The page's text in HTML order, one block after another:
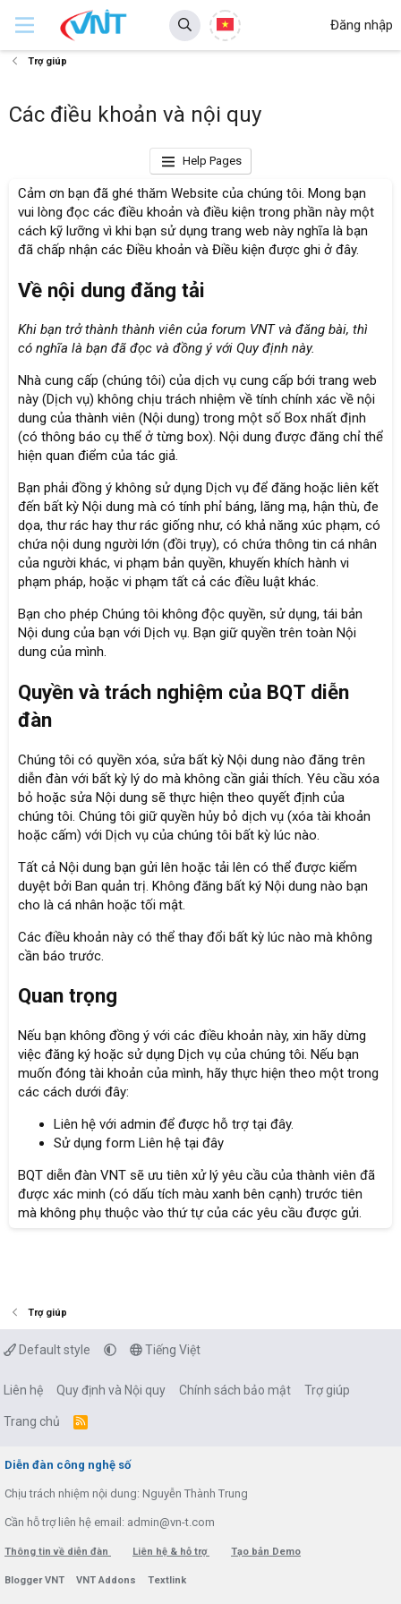
Đăng nhập
Trợ giúp
Các điều khoản và nội quy
Help Pages
Cảm ơn bạn đã ghé thăm Website của chúng tôi. Mong bạn
vui lòng đọc các điều khoản và điều kiện trong phần này một
cách kỹ lưỡng vì khi bạn sử dụng trang web này nghĩa là bạn
đã chấp nhận các Điều khoản và Điều kiện được ghi ở đây.
Về nội dung đăng tải
Khi bạn trở thành thành viên của forum VNT và đăng bài, thì
có nghĩa là bạn đã đọc và đồng ý với Quy định này.
Nhà cung cấp (chúng tôi) của dịch vụ cung cấp bới trang web
này (Dịch vụ) không chịu trách nhiệm về tính chính xác về nội
dung của thành viên (Nội dung) trong một số Box nhất định
(có thông báo cụ thể ở từng box). Nội dung được đăng chỉ thể
hiện quan điểm của tác giả.
Bạn phải đồng ý không sử dụng Dịch vụ để đăng hoặc liên kết
đến bất kỳ Nội dung mà có tính phỉ báng, lăng mạ, hận thù, đe
dọa, thư rác hay thư rác giống như, có khả năng xúc phạm, có
chứa nội dung người lớn (đồi trụy), có chứa thông tin cá nhân
của người khác, vi phạm bản quyền, khuyến khích hành vi
phạm pháp, hoặc vi phạm tất cả các điều luật khác.
Bạn cho phép Chúng tôi không độc quyền, sử dụng, tái bản
Nội dung của bạn với Dịch vụ. Bạn giữ quyền trên toàn Nội
dung của mình.
Quyền và trách nghiệm của BQT diễn
đàn
Chúng tôi có quyền xóa, sửa bất kỳ Nội dung nào đăng trên
diễn đàn với bất kỳ lý do mà không cần giải thích. Yêu cầu xóa
bỏ hoặc sửa Nội dung sẽ thực hiện theo quyết định của
chúng tôi. Chúng tôi giữ quyền hủy bỏ dịch vụ (xóa tài khoản
hoặc cấm) với Dịch vụ của chúng tôi bất kỳ lúc nào.
Tất cả Nội dung bạn gửi lên hoặc tải lên có thể được kiểm
duyệt bởi Ban quản trị. Không đăng bất ký Nội dung nào bạn
cho là cá nhân hoặc tối mật.
Các điều khoản này có thể thay đổi bất kỳ lúc nào mà không
cần báo trước.
Quan trọng
Nếu bạn không đồng ý với các điều khoản này, xin hãy dừng
việc đăng ký hoặc sử dụng Dịch vụ của chúng tôi. Nếu bạn
muốn đóng tài khoản của mình, hãy thực hiện theo một trong
các cách dưới đây:
Liên hệ với admin để được hỗ trợ tại đây.
Sử dụng form Liên hệ tại đây
BQT diễn đàn VNT sẽ ưu tiên xử lý yêu cầu của thành viên đã
được xác minh (có dấu tích màu xanh bên cạnh) trước tiên
mà không phụ thuộc vào thứ tự của các yêu cầu được gửi.
Trợ giúp
Default style Tiếng Việt
Liên hệ Quy định và Nội quy Chính sách bảo mật Trợ giúp
Trang chủ
R
Diễn đàn công nghệ số
Chịu trách nhiệm nội dung: Nguyễn Thành Trung
Cần hỗ trợ liên hệ email: admin@vn-t.com
Thông tin về diễn đàn Liên hệ & hỗ trợ Tạo bản Demo
Blogger VNT VNT Addons Textlink